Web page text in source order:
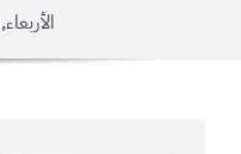
الأربعاء, 9 يناير, 2019